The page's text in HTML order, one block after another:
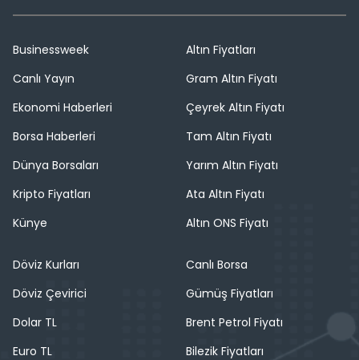
Businessweek
Canlı Yayın
Ekonomi Haberleri
Borsa Haberleri
Dünya Borsaları
Kripto Fiyatları
Künye
Altın Fiyatları
Gram Altın Fiyatı
Çeyrek Altın Fiyatı
Tam Altın Fiyatı
Yarım Altın Fiyatı
Ata Altın Fiyatı
Altın ONS Fiyatı
Döviz Kurları
Döviz Çevirici
Dolar TL
Euro TL
Canlı Borsa
Gümüş Fiyatları
Brent Petrol Fiyatı
Bilezik Fiyatları